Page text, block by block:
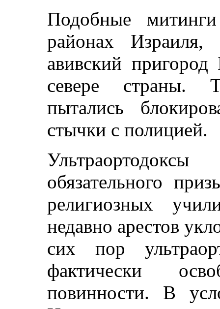
Подобные
районах Израиля,
авивский
севере страны.
пытались
стычки с полицией.
обязательного
религиозных
недавно арестов
сих пор
фактически
повинности. В